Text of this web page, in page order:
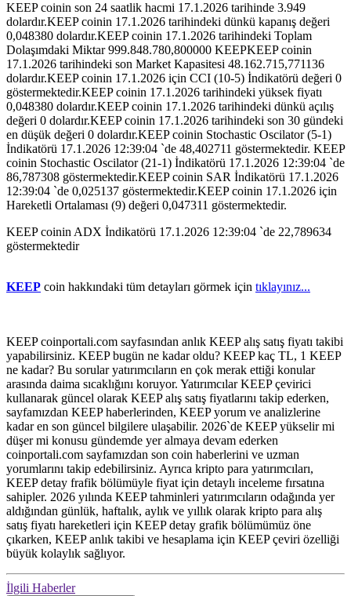
KEEP coinin son 24 saatlik hacmi 17.1.2026 tarihinde 3.949
dolardır.KEEP coinin 17.1.2026 tarihindeki dünkü kapanış değeri
0,048380 dolardır.KEEP coinin 17.1.2026 tarihindeki Toplam
Dolaşımdaki Miktar 999.848.780,800000 KEEPKEEP coinin
17.1.2026 tarihindeki son Market Kapasitesi 48.162.715,771136
dolardır.KEEP coinin 17.1.2026 için CCI (10-5) İndikatörü değeri 0
göstermektedir.KEEP coinin 17.1.2026 tarihindeki yüksek fiyatı
0,048380 dolardır.KEEP coinin 17.1.2026 tarihindeki dünkü açılış
değeri 0 dolardır.KEEP coinin 17.1.2026 tarihindeki son 30 gündeki
en düşük değeri 0 dolardır.KEEP coinin Stochastic Oscilator (5-1)
İndikatörü 17.1.2026 12:39:04 `de 48,402711 göstermektedir. KEEP
coinin Stochastic Oscilator (21-1) İndikatörü 17.1.2026 12:39:04 `de
86,787308 göstermektedir.KEEP coinin SAR İndikatörü 17.1.2026
12:39:04 `de 0,025137 göstermektedir.KEEP coinin 17.1.2026 için
Hareketli Ortalaması (9) değeri 0,047311 göstermektedir.
KEEP coinin ADX İndikatörü 17.1.2026 12:39:04 `de 22,789634
göstermektedir
KEEP coin hakkındaki tüm detayları görmek için tıklayınız...
KEEP coinportali.com sayfasından anlık KEEP alış satış fiyatı takibi
yapabilirsiniz. KEEP bugün ne kadar oldu? KEEP kaç TL, 1 KEEP
ne kadar? Bu sorular yatırımcıların en çok merak ettiği konular
arasında daima sıcaklığını koruyor. Yatırımcılar KEEP çevirici
kullanarak güncel olarak KEEP alış satış fiyatlarını takip ederken,
sayfamızdan KEEP haberlerinden, KEEP yorum ve analizlerine
kadar en son güncel bilgilere ulaşabilir. 2026`de KEEP yükselir mi
düşer mi konusu gündemde yer almaya devam ederken
coinportali.com sayfamızdan son coin haberlerini ve uzman
yorumlarını takip edebilirsiniz. Ayrıca kripto para yatırımcıları,
KEEP detay frafik bölümüyle fiyat için detaylı inceleme fırsatına
sahipler. 2026 yılında KEEP tahminleri yatırımcıların odağında yer
aldığından günlük, haftalık, aylık ve yıllık olarak kripto para alış
satış fiyatı hareketleri için KEEP detay grafik bölümümüz öne
çıkarken, KEEP anlık takibi ve hesaplama için KEEP çeviri özelliği
büyük kolaylık sağlıyor.
İlgili Haberler